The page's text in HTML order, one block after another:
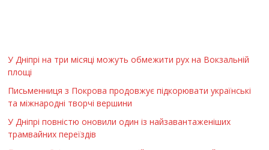
У Дніпрі на три місяці можуть обмежити рух на Вокзальній
площі
Письменниця з Покрова продовжує підкорювати українські
та міжнародні творчі вершини
У Дніпрі повністю оновили один із найзавантаженіших
трамвайних переїздів